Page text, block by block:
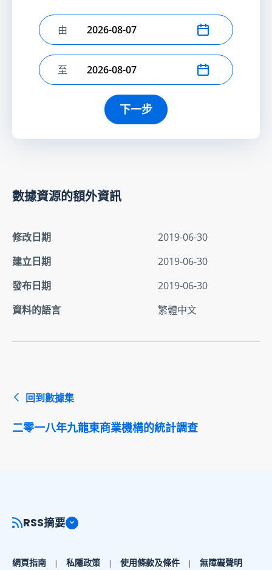
選擇開始日期
由
選擇結束日期
至
下一步
數據資源的額外資訊
修改日期
2019-06-30
建立日期
2019-06-30
發布日期
2019-06-30
資料的語言
繁體中文
回到數據集
二零一八年九龍東商業機構的統計調查
RSS摘要
網頁指南 私隱政策 使用條款及條件 無障礙聲明